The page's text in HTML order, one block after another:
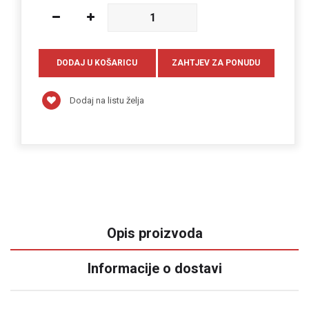
Dodaj na listu želja
Opis proizvoda
Informacije o dostavi